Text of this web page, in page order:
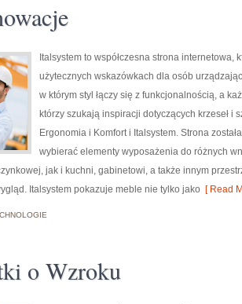
Italsystem to współczesna strona
użytecznych wskazówkach dla osób
w którym styl łączy się z funkcjonalnością, a
którzy szukają inspiracji dotyczących krzeseł i
Ergonomia i Komfort i Italsystem. Strona
wybierać elementy wyposażenia do różnych
jak i kuchni, gabinetowi, a także innym
Italsystem pokazuje meble nie tylko jako [ Read
o Wzroku